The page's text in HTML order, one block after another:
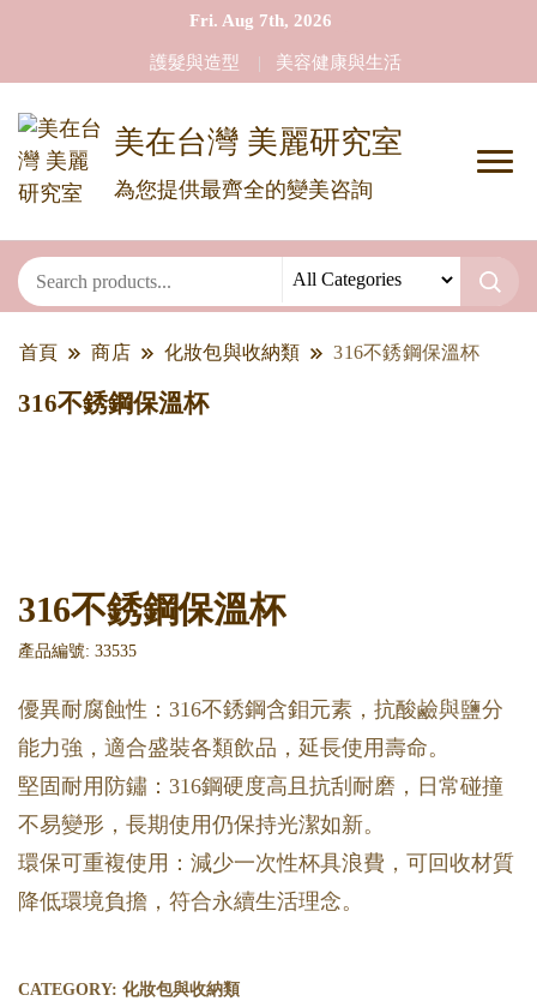
Fri. Aug 7th, 2026
護髮與造型 美容健康與生活
美在台灣 美麗研究室
為您提供最齊全的變美咨詢
首頁 商店 化妝包與收納類 316不銹鋼保溫杯
316不銹鋼保溫杯
316不銹鋼保溫杯
產品編號: 33535
優異耐腐蝕性：316不銹鋼含鉬元素，抗酸鹼與鹽分
能力強，適合盛裝各類飲品，延長使用壽命。
堅固耐用防鏽：316鋼硬度高且抗刮耐磨，日常碰撞
不易變形，長期使用仍保持光潔如新。
環保可重複使用：減少一次性杯具浪費，可回收材質
降低環境負擔，符合永續生活理念。
CATEGORY: 化妝包與收納類